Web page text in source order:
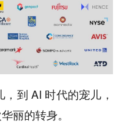
到 AI 时代的宠儿，
丽的转身。